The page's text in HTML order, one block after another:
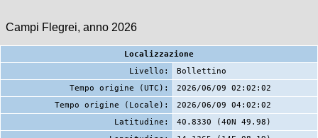
Campi Flegrei, anno 2026
Localizzazione
Livello:
Bollettino
Tempo origine (UTC):
2026/06/09 02:02:02
Tempo origine (Locale):
2026/06/09 04:02:02
Latitudine:
40.8330 (40N 49.98)